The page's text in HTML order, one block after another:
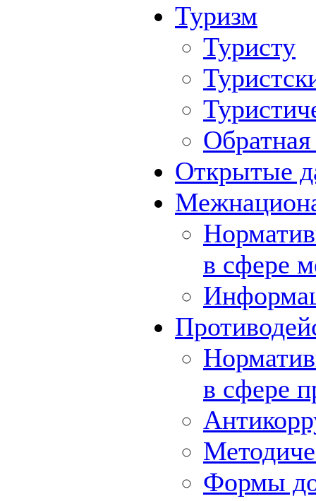
Туризм
Туристу
Обратная
Открытые
в сфере
в сфере
Формы